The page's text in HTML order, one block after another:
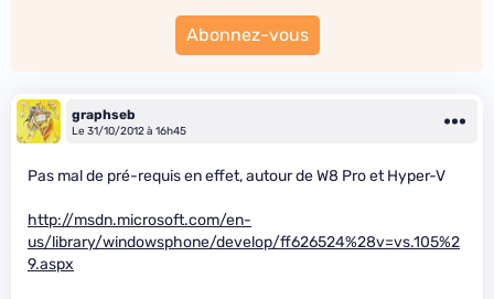
Abonnez-vous
graphseb
Le 31/10/2012 à 16h45
Pas mal de pré-requis en effet, autour de W8 Pro et Hyper-V
http://msdn.microsoft.com/en-
us/library/windowsphone/develop/ff626524%28v=vs.105%2
9.aspx